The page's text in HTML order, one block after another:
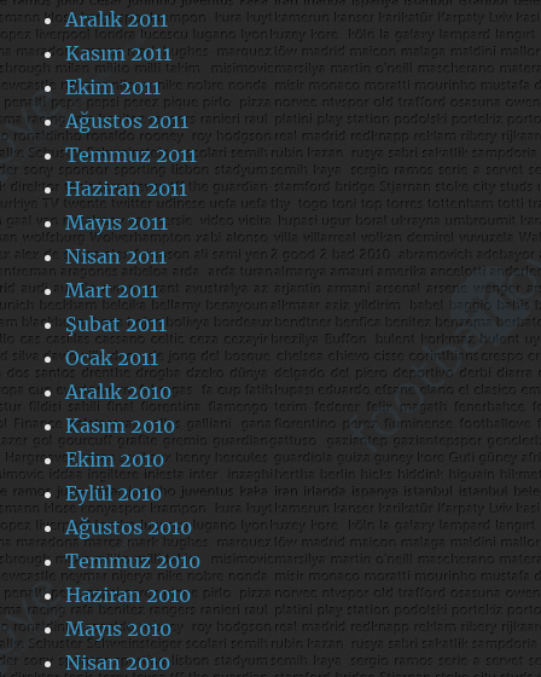
Aralık 2011
Kasım 2011
Ekim 2011
Ağustos 2011
Temmuz 2011
Haziran 2011
Mayıs 2011
Nisan 2011
Mart 2011
Şubat 2011
Ocak 2011
Aralık 2010
Kasım 2010
Ekim 2010
Eylül 2010
Ağustos 2010
Temmuz 2010
Haziran 2010
Mayıs 2010
Nisan 2010